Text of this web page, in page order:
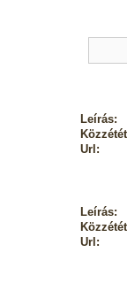
Leírás:
Url:
Leírás:
Url: